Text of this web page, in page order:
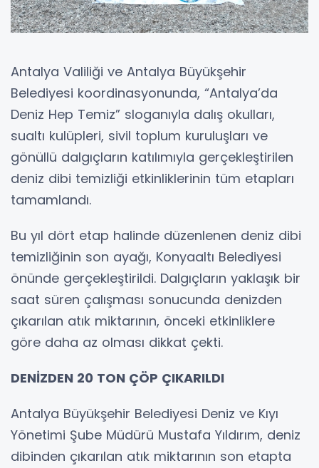
Antalya Valiliği ve Antalya Büyükşehir
Belediyesi koordinasyonunda, “Antalya’da
Deniz Hep Temiz” sloganıyla dalış okulları,
sualtı kulüpleri, sivil toplum kuruluşları ve
gönüllü dalgıçların katılımıyla gerçekleştirilen
deniz dibi temizliği etkinliklerinin tüm etapları
tamamlandı.
Bu yıl dört etap halinde düzenlenen deniz dibi
temizliğinin son ayağı, Konyaaltı Belediyesi
önünde gerçekleştirildi. Dalgıçların yaklaşık bir
saat süren çalışması sonucunda denizden
çıkarılan atık miktarının, önceki etkinliklere
göre daha az olması dikkat çekti.
DENİZDEN 20 TON ÇÖP ÇIKARILDI
Antalya Büyükşehir Belediyesi Deniz ve Kıyı
Yönetimi Şube Müdürü Mustafa Yıldırım, deniz
dibinden çıkarılan atık miktarının son etapta